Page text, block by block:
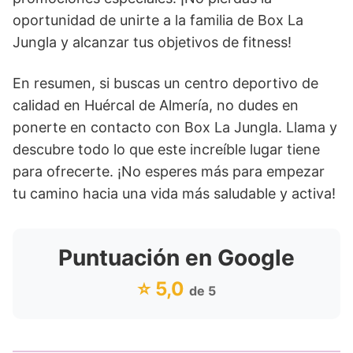
oportunidad de unirte a la familia de Box La
Jungla y alcanzar tus objetivos de fitness!
En resumen, si buscas un centro deportivo de
calidad en Huércal de Almería, no dudes en
ponerte en contacto con Box La Jungla. Llama y
descubre todo lo que este increíble lugar tiene
para ofrecerte. ¡No esperes más para empezar
tu camino hacia una vida más saludable y activa!
Puntuación en Google
⭐ 5,0 de 5